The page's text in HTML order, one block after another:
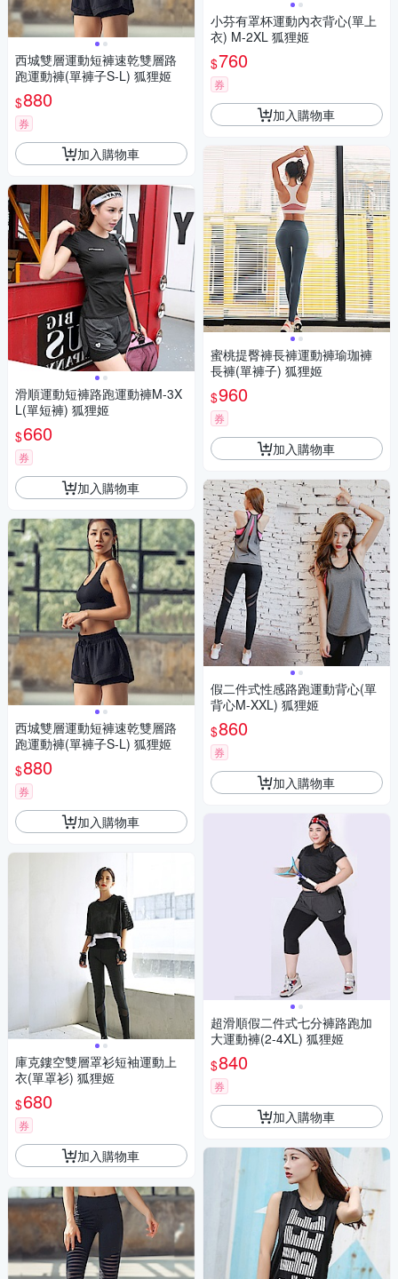
西城雙層運動短褲速乾雙層路
跑運動褲(單褲子S-L) 狐狸姬
$880
券
加入購物車
滑順運動短褲路跑運動褲M-3X
L(單短褲) 狐狸姬
$660
券
加入購物車
西城雙層運動短褲速乾雙層路
跑運動褲(單褲子S-L) 狐狸姬
$880
券
加入購物車
庫克鏤空雙層罩衫短袖運動上
衣(單罩衫) 狐狸姬
$680
券
加入購物車
小芬有罩杯運動內衣背心(單上
衣) M-2XL 狐狸姬
$760
券
加入購物車
蜜桃提臀褲長褲運動褲瑜珈褲
長褲(單褲子) 狐狸姬
$960
券
加入購物車
假二件式性感路跑運動背心(單
背心M-XXL) 狐狸姬
$860
券
加入購物車
超滑順假二件式七分褲路跑加
大運動褲(2-4XL) 狐狸姬
$840
券
加入購物車